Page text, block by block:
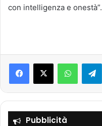
con intelligenza e onestà”.
Pubblicità